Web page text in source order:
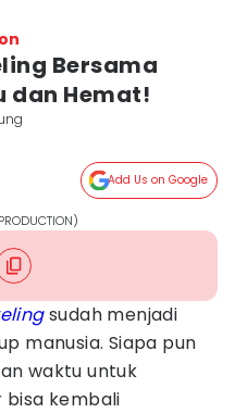
Bersama
dan Hemat!
Add Us on Google
sudah menjadi
manusia. Siapa pun
waktu untuk
kembali